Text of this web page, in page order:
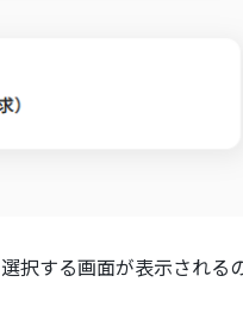
択する画面が表示され